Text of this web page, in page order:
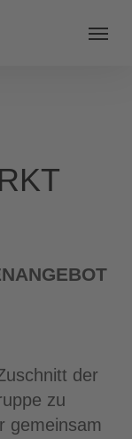
der
zu
gemeinsam